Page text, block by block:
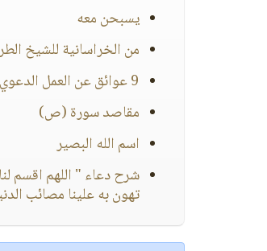
يسبحن معه
من الخراسانية للشيخ
9 عوائق عن العمل الدعوي لدى إمام المسجد..
مقاصد سورة (ص)
اسم الله البصير
شرح دعاء " اللهم اقسم
تهون به علينا مصائب